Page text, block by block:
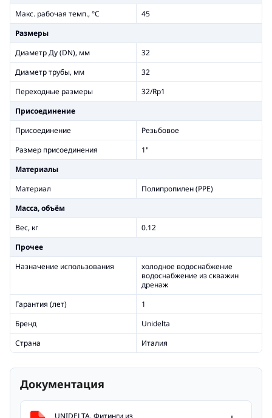
Макс. рабочая темп., °С
45
Размеры
Диаметр Ду (DN), мм
32
Диаметр трубы, мм
32
Переходные размеры
32/Rp1
Присоединение
Присоединение
Резьбовое
Размер присоединения
1"
Материалы
Материал
Полипропилен (PPE)
Масса, объём
Вес, кг
0.12
Прочее
Назначение использования
холодное водоснабжение
водоснабжение из скважин
дренаж
Гарантия (лет)
1
Бренд
Unidelta
Страна
Италия
Документация
UNIDELTA. Фитинги из